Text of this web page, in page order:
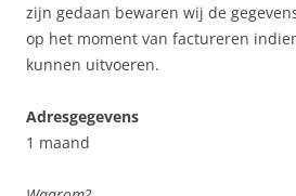
zijn gedaan bewaren wij de
op het moment van factureren
kunnen uitvoeren.
Adresgegevens
1 maand